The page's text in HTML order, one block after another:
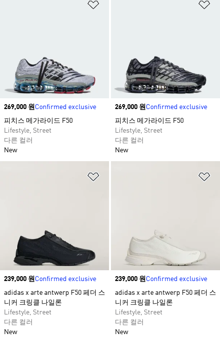
Price
269,000 원Confirmed exclusive
피치스 메가라이드 F50
Lifestyle, Street
다른 컬러
New
Price
269,000 원Confirmed exclusive
피치스 메가라이드 F50
Lifestyle, Street
다른 컬러
New
Price
239,000 원Confirmed exclusive
adidas x arte antwerp F50 페더 스
니커 크링클 나일론
Lifestyle, Street
다른 컬러
New
Price
239,000 원Confirmed exclusive
adidas x arte antwerp F50 페더 스
니커 크링클 나일론
Lifestyle, Street
다른 컬러
New